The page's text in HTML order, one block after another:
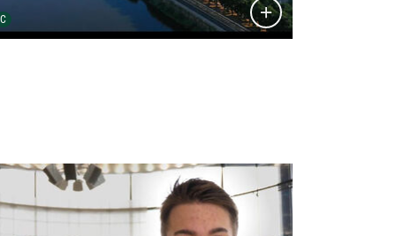
C
öffnen: